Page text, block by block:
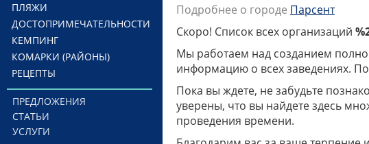
ПЛЯЖИ
ДОСТОПРИМЕЧАТЕЛЬНОСТИ
КЕМПИНГ
КОМАРКИ (РАЙОНЫ)
РЕЦЕПТЫ
ПРЕДЛОЖЕНИЯ
СТАТЬИ
УСЛУГИ
Подробнее о городе Парсент
Скоро! Список всех организаций
Мы работаем над созданием
информацию о всех заведениях.
Пока вы ждете, не забудьте
уверены, что вы найдете здесь
проведения времени.